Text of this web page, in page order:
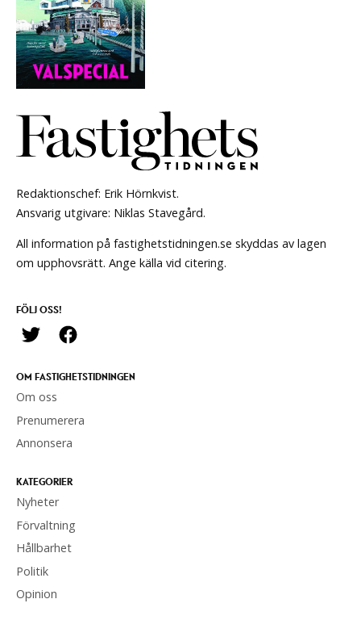
Redaktionschef: Erik Hörnkvist.
Ansvarig utgivare: Niklas Stavegård.
All information på fastighetstidningen.se skyddas av lagen
om upphovsrätt. Ange källa vid citering.
FÖLJ OSS!
OM FASTIGHETSTIDNINGEN
Om oss
Prenumerera
Annonsera
KATEGORIER
Nyheter
Förvaltning
Hållbarhet
Politik
Opinion